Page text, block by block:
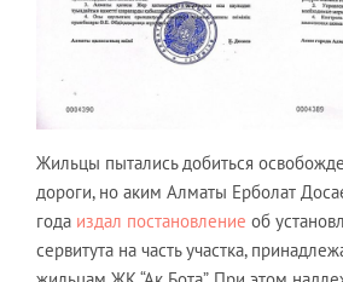
Жильцы пытались добиться
дороги, но аким Алматы Ерболат
года издал постановление об
сервитута на часть участка,